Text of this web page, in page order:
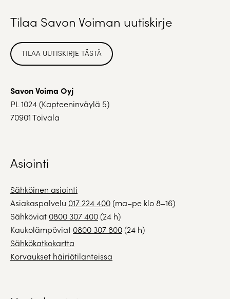
Tilaa Savon Voiman uutiskirje
TILAA UUTISKIRJE TÄSTÄ
Savon Voima Oyj
PL 1024 (Kapteeninväylä 5)
70901 Toivala
Asiointi
Sähköinen asiointi
Asiakaspalvelu 017 224 400(ma–pe klo 8–16)
Sähköviat 0800 307 400(24 h)
Kaukolämpöviat 0800 307 800(24 h)
Sähkökatkokartta
Korvaukset häiriötilanteissa